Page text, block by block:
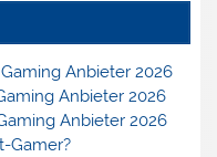
Anbieter 2026
Anbieter 2026
Anbieter 2026
Gamer?